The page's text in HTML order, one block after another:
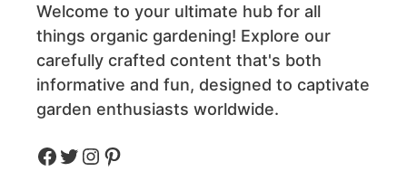
Welcome to your ultimate hub for all
things organic gardening! Explore our
carefully crafted content that's both
informative and fun, designed to captivate
garden enthusiasts worldwide.
Facebook
Twitter
Instagram
Pinteres